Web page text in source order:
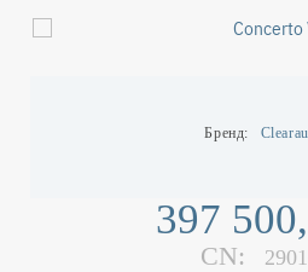
Бренд
397
CN: